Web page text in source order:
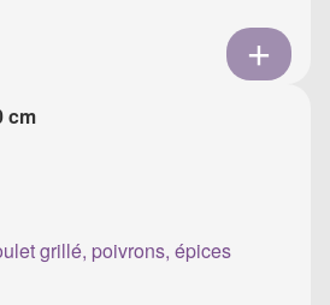
cm
grillé, poivrons, épices